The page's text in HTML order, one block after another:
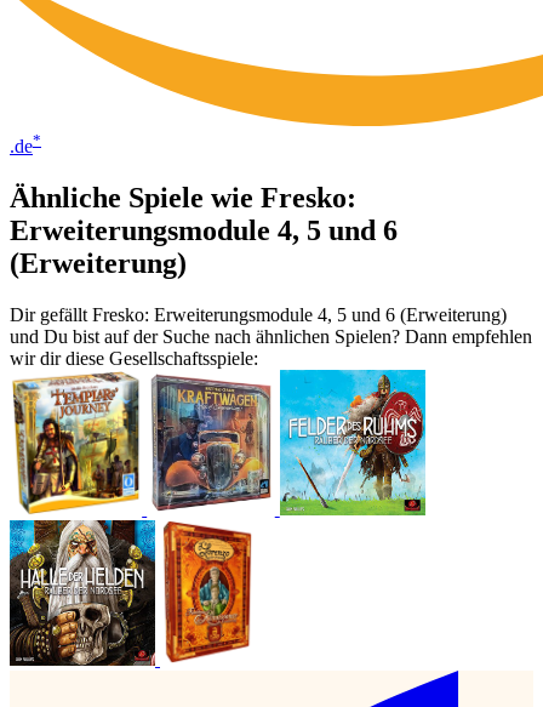
.de*
Ähnliche Spiele wie Fresko:
Erweiterungsmodule 4, 5 und 6
(Erweiterung)
Dir gefällt Fresko: Erweiterungsmodule 4, 5 und 6 (Erweiterung)
und Du bist auf der Suche nach ähnlichen Spielen? Dann empfehlen
wir dir diese Gesellschaftsspiele: